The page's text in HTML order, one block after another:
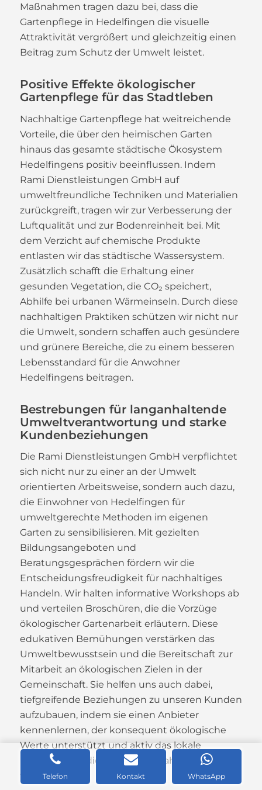
Maßnahmen tragen dazu bei, dass die
Gartenpflege in Hedelfingen die visuelle
Attraktivität vergrößert und gleichzeitig einen
Beitrag zum Schutz der Umwelt leistet.
Positive Effekte ökologischer
Gartenpflege für das Stadtleben
Nachhaltige Gartenpflege hat weitreichende
Vorteile, die über den heimischen Garten
hinaus das gesamte städtische Ökosystem
Hedelfingens positiv beeinflussen. Indem
Rami Dienstleistungen GmbH auf
umweltfreundliche Techniken und Materialien
zurückgreift, tragen wir zur Verbesserung der
Luftqualität und zur Bodenreinheit bei. Mit
dem Verzicht auf chemische Produkte
entlasten wir das städtische Wassersystem.
Zusätzlich schafft die Erhaltung einer
gesunden Vegetation, die CO₂ speichert,
Abhilfe bei urbanen Wärmeinseln. Durch diese
nachhaltigen Praktiken schützen wir nicht nur
die Umwelt, sondern schaffen auch gesündere
und grünere Bereiche, die zu einem besseren
Lebensstandard für die Anwohner
Hedelfingens beitragen.
Bestrebungen für langanhaltende
Umweltverantwortung und starke
Kundenbeziehungen
Die Rami Dienstleistungen GmbH verpflichtet
sich nicht nur zu einer an der Umwelt
orientierten Arbeitsweise, sondern auch dazu,
die Einwohner von Hedelfingen für
umweltgerechte Methoden im eigenen
Garten zu sensibilisieren. Mit gezielten
Bildungsangeboten und
Beratungsgesprächen fördern wir die
Entscheidungsfreudigkeit für nachhaltiges
Handeln. Wir halten informative Workshops ab
und verteilen Broschüren, die die Vorzüge
ökologischer Gartenarbeit erläutern. Diese
edukativen Bemühungen verstärken das
Umweltbewusstsein und die Bereitschaft zur
Mitarbeit an ökologischen Zielen in der
Gemeinschaft. Sie helfen uns auch dabei,
tiefgreifende Beziehungen zu unseren Kunden
aufzubauen, indem sie einen Anbieter
kennenlernen, der konsequent ökologische
Werte unterstützt und aktiv das lokale
Naturerbe für die Zukunft bewahrt und
verbessert.
Telefon Kontakt WhatsApp